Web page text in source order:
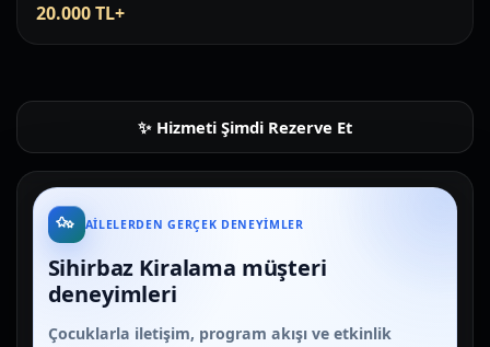
20.000 TL+
Hizmeti Şimdi Rezerve Et
AILELERDEN GERÇEK DENEYIMLER
Sihirbaz Kiralama müşteri
deneyimleri
Çocuklarla iletişim, program akışı ve etkinlik